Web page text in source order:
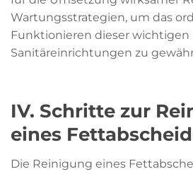
Wartungsstrategien, um das
Funktionieren dieser wichtigen
Sanitäreinrichtungen zu
IV. Schritte zur
eines
Die Reinigung eines